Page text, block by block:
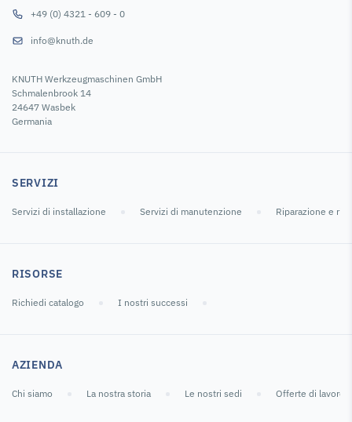
+49 (0) 4321 - 609 - 0
info@knuth.de
KNUTH Werkzeugmaschinen GmbH
Schmalenbrook 14
24647 Wasbek
Germania
SERVIZI
Servizi di installazione Servizi di manutenzione Riparazione e
RISORSE
Richiedi catalogo I nostri successi
AZIENDA
Chi siamo La nostra storia Le nostri sedi Offerte di lavoro